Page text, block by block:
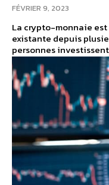
FÉVRIER 9, 2023
La crypto-monnaie
existante depuis
personnes